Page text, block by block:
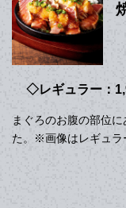
◇レギュラー：
まぐろのお腹の部位
た。※画像はレギュラ